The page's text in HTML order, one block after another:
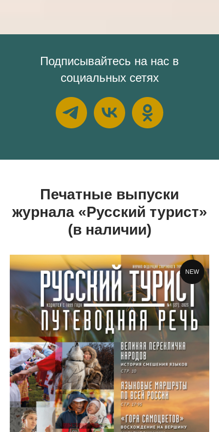
Подписывайтесь на нас в
социальных сетях
Печатные выпуски
журнала «Русский турист»
(в наличии)
NEW